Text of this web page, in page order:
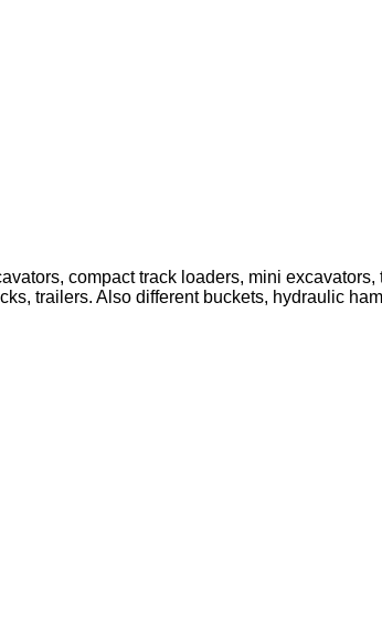
compact track loaders, mini
trailers. Also different buckets, hydraulic